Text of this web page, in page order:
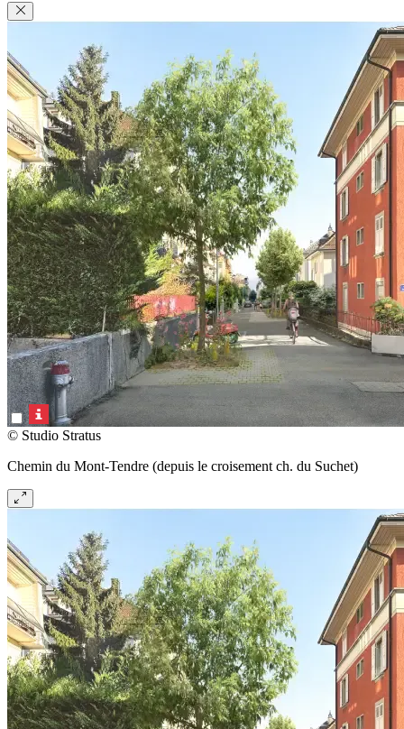
© Studio Stratus
Chemin du Mont-Tendre (depuis le croisement ch. du Suchet)